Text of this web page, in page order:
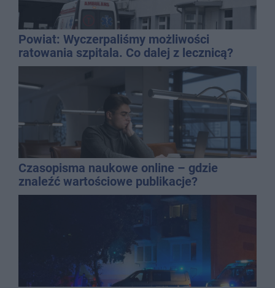
Powiat: Wyczerpaliśmy możliwości
ratowania szpitala. Co dalej z lecznicą?
Czasopisma naukowe online – gdzie
znaleźć wartościowe publikacje?